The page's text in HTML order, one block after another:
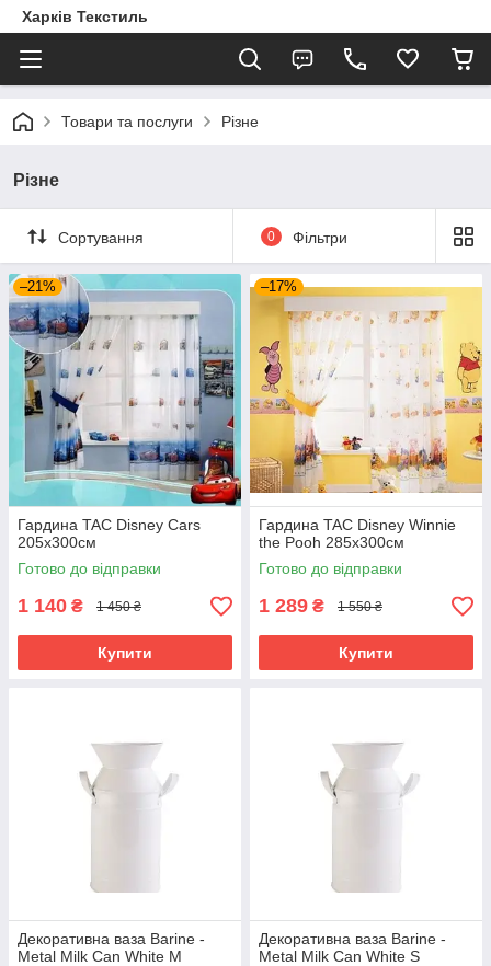
Харків Текстиль
Товари та послуги Різне
Різне
Сортування 0 Фільтри
–21%
Гардина TAC Disney Cars
205х300см
Готово до відправки
1 140 ₴ 1 450 ₴
Купити
–17%
Гардина TAC Disney Winnie
the Pooh 285х300см
Готово до відправки
1 289 ₴ 1 550 ₴
Купити
Декоративна ваза Barine -
Metal Milk Can White M
Декоративна ваза Barine -
Metal Milk Can White S